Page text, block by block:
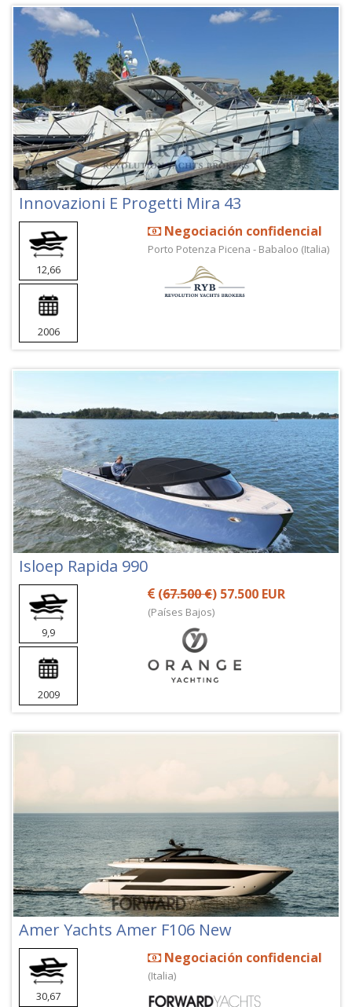
Innovazioni E Progetti Mira 43
12,66
2006
Negociación confidencial
Porto Potenza Picena - Babaloo (Italia)
Isloep Rapida 990
9,9
2009
(67.500 €) 57.500 EUR
(Países Bajos)
Amer Yachts Amer F106 New
30,67
Negociación confidencial
(Italia)